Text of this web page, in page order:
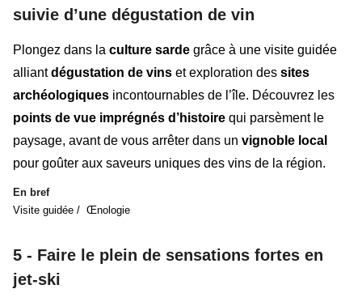
suivie d’une dégustation de vin
Plongez dans la culture sarde grâce à une visite guidée
alliantdégustation de vins et exploration des sites
archéologiques incontournables de l’île. Découvrez les
points de vue imprégnés d’histoire qui parsèment le
paysage, avant de vous arrêter dans un vignoble local
pour goûter aux saveurs uniques des vins de la région.
En bref
Visite guidée / Œnologie
5 - Faire le plein de sensations fortes en
jet-ski